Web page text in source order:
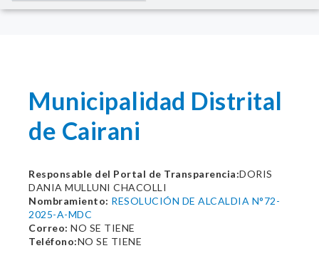
Municipalidad Distrital
de Cairani
Responsable del Portal de Transparencia:DORIS
DANIA MULLUNI CHACOLLI
Nombramiento: RESOLUCIÓN DE ALCALDIA N°72-
2025-A-MDC
Correo: NO SE TIENE
Teléfono:NO SE TIENE